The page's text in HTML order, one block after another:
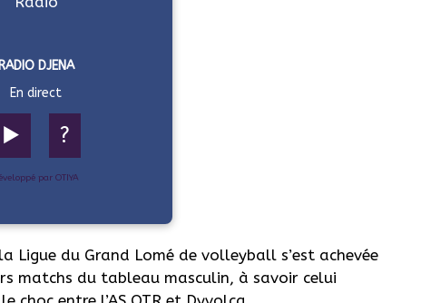
RADIO DJENA
En direct
▶️ ?
par OTIYA
Ligue du Grand Lomé de volleyball s’est achevée
matchs du tableau masculin, à savoir celui